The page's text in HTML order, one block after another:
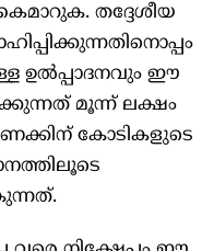
തദ്ദേശീയ
ഉല്‍പ്പാദനവും ഈ
മൂന്ന് ലക്ഷം
കോടികളുടെ